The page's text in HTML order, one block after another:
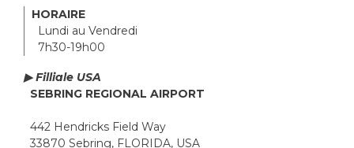
HORAIRE
Lundi au Vendredi
7h30-19h00
▶ Filliale USA
SEBRING REGIONAL AIRPORT
442 Hendricks Field Way
33870 Sebring, FLORIDA, USA